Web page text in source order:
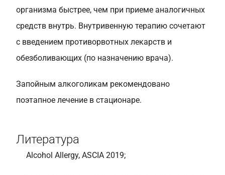
организма быстрее, чем при приеме аналогичных
средств внутрь. Внутривенную терапию сочетают
с введением противорвотных лекарств и
обезболивающих (по назначению врача).
Запойным алкоголикам рекомендовано
поэтапное лечение в стационаре.
Литература
Alcohol Allergy, ASCIA 2019;